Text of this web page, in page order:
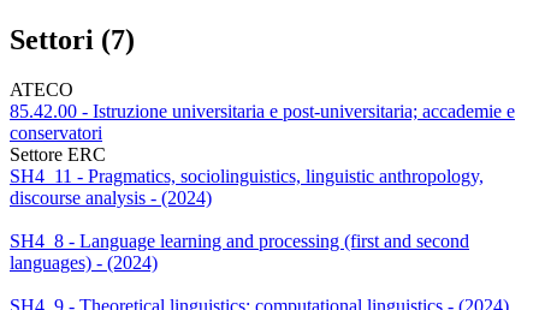
Settori (7)
ATECO
85.42.00 - Istruzione universitaria e post-universitaria; accademie e
conservatori
Settore ERC
SH4_11 - Pragmatics, sociolinguistics, linguistic anthropology,
discourse analysis - (2024)
SH4_8 - Language learning and processing (first and second
languages) - (2024)